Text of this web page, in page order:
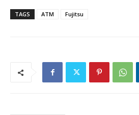
TAGS ATM Fujitsu